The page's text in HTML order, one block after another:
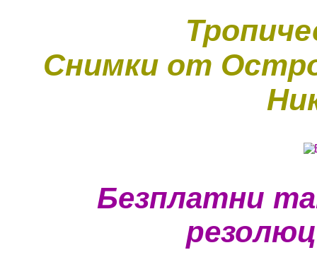
Снимки от
Безплатни